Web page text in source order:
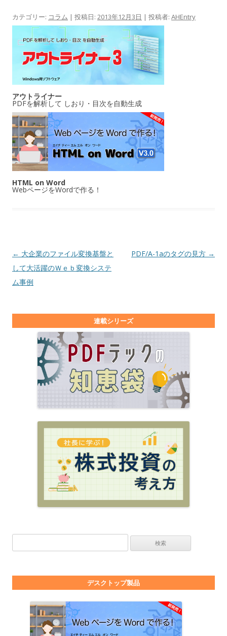
カテゴリー: コラム | 投稿日: 2013年12月3日 | 投稿者: AHEntry
アウトライナー
PDFを解析して しおり・目次を自動生成
HTML on Word
WebページをWordで作る！
投稿ナビゲーション
← 大企業のファイル変換基盤と
して大活躍のＷｅｂ変換システ
ム事例
PDF/A-1aのタグの見方 →
連載シリーズ
デスクトップ製品